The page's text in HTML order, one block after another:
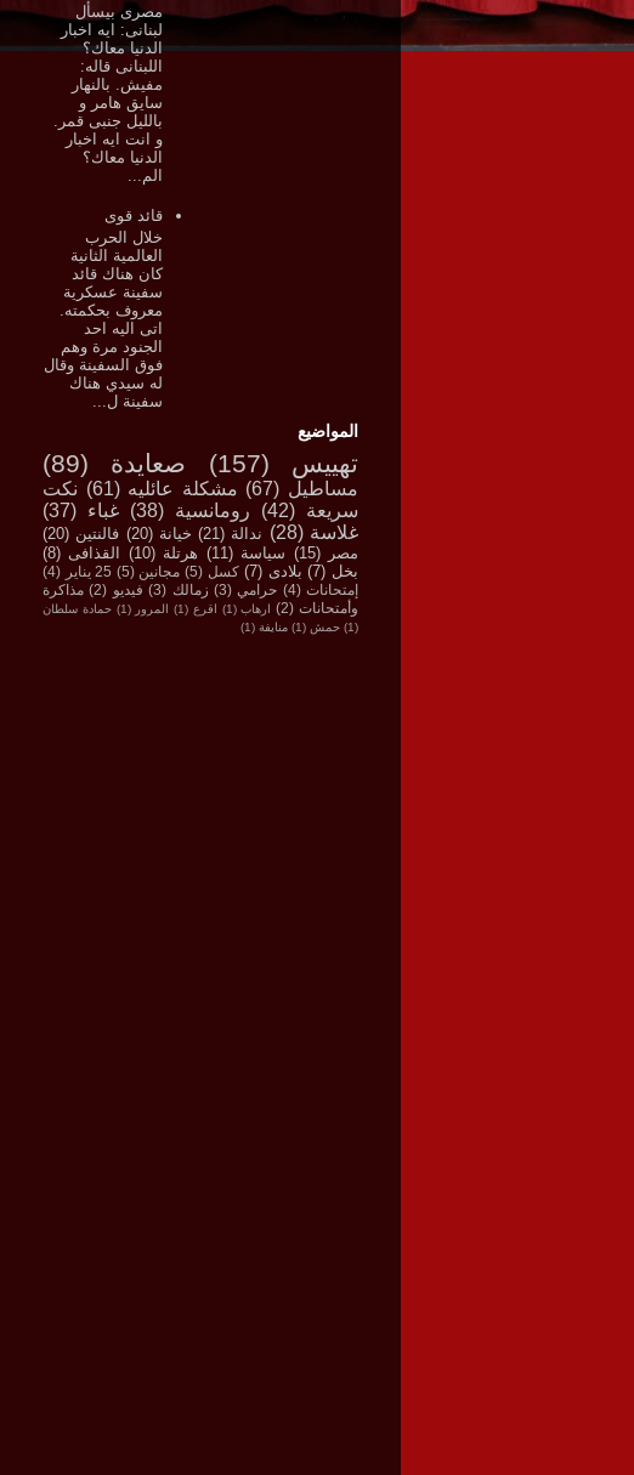
مصرى بيسأل
لبنانى: ايه اخبار
الدنيا معاك؟
اللبنانى قاله:
مفيش. بالنهار
سايق هامر و
بالليل جنبى قمر.
و انت ايه اخبار
الدنيا معاك؟
الم...
قائد قوى
خلال الحرب
العالمية الثانية
كان هناك قائد
سفينة عسكرية
معروف بحكمته.
اتى اليه احد
الجنود مرة وهم
فوق السفينة وقال
له سيدي هناك
سفينة ل...
المواضيع
تهييس (157) صعايدة (89)
مساطيل (67) مشكلة عائليه (61) نكت
سريعة (42) رومانسية (38) غباء (37)
غلاسة (28) ندالة (21) خيانة (20) فالنتين (20)
مصر
(15) سياسة (11) هرتلة (10) القذافى (8)
بخل (7) بلادى (7) كسل (5) مجانين (5) 25 يناير
(4)
إمتحانات (4) حرامي (3) زمالك (3) فيديو (2) مذاكرة
وأمتحانات (2) ارهاب (1) اقرع (1) المرور (1) حمادة سلطان
(1) حمش (1) منايفة (1)